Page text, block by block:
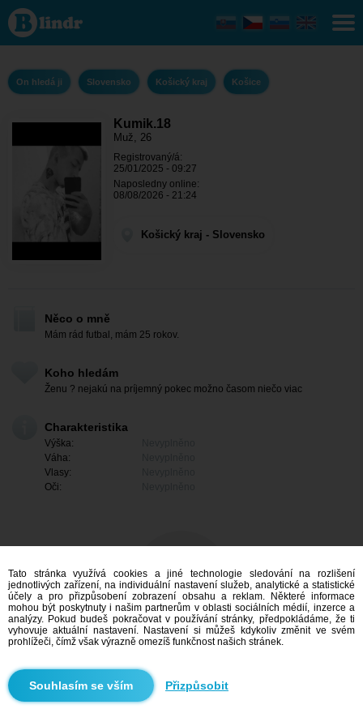
Kumik.18
- On
hledá ji
Košický
Košice
On hledá ji Slovensko Košický kraj Košice
Kumik.18
Muž, 26
Registrovaný/á:
25/01/2025 - 09:27
Naposledny online:
08/08/2026 - 21:24
Košický kraj - Slovensko
Něco o mně
Mám rád futbal, mám 25 rokov.
Koho hledám
Ženu ? nejakú na príjemný pokec možno časom niečo viac
Charakteristika
Výška:
Váha:
Vlasy:
Oči:
Mám zájem
Vyhledávání
Tato stránka využívá cookies a jiné technologie sledování na rozlišení
jednotlivých zařízení, na individuální nastavení služeb, analytické a statistické
účely a pro přizpůsobení zobrazení obsahu a reklam. Některé informace
mohou být poskytnuty i našim partnerům v oblasti sociálních médií, inzerce a
analýzy. Pokud budeš pokračovat v používání stránky, předpokládáme, že ti
vyhovuje aktuální nastavení. Nastavení si můžeš kdykoliv změnit ve svém
prohlížeči, čímž však výrazně omezíš funkčnost našich stránek.
Přizpůsobit